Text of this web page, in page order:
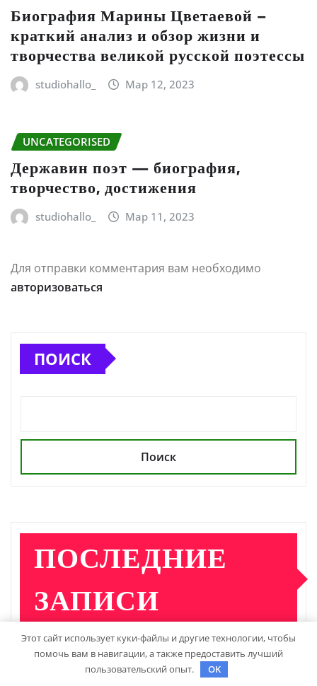
Биография Марины Цветаевой –
краткий анализ и обзор жизни и
творчества великой русской поэтессы
studiohallo_ Мар 12, 2023
UNCATEGORISED
Державин поэт — биография,
творчество, достижения
studiohallo_ Мар 11, 2023
Для отправки комментария вам необходимо
авторизоваться
ПОИСК
Поиск
ПОСЛЕДНИЕ
ЗАПИСИ
Детские инвалидные кресла-коляски с ручным
Этот сайт использует куки-файлы и другие технологии, чтобы
помочь вам в навигации, а также предоставить лучший
пользовательский опыт.
OK